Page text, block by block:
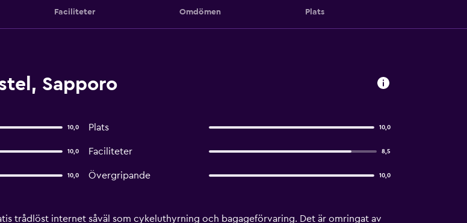
Faciliteter Omdömen Plats
Sapporo
10,0 Plats 10,0
10,0 Faciliteter 8,5
10,0 Övergripande 10,0
trådlöst internet såväl som cykeluthyrning och bagageförvaring. Det är omringat av